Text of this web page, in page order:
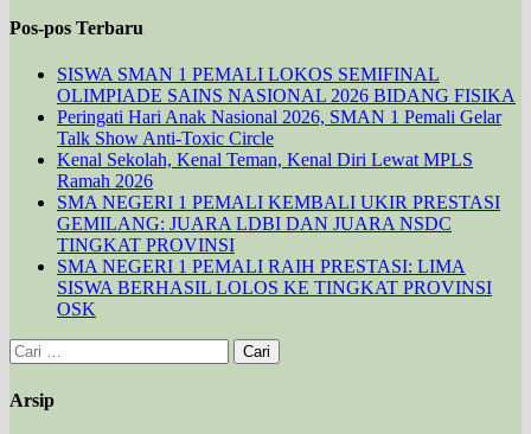
Pos-pos Terbaru
SISWA SMAN 1 PEMALI LOKOS SEMIFINAL
OLIMPIADE SAINS NASIONAL 2026 BIDANG FISIKA
Peringati Hari Anak Nasional 2026, SMAN 1 Pemali Gelar
Talk Show Anti-Toxic Circle
Kenal Sekolah, Kenal Teman, Kenal Diri Lewat MPLS
Ramah 2026
SMA NEGERI 1 PEMALI KEMBALI UKIR PRESTASI
GEMILANG: JUARA LDBI DAN JUARA NSDC
TINGKAT PROVINSI
SMA NEGERI 1 PEMALI RAIH PRESTASI: LIMA
SISWA BERHASIL LOLOS KE TINGKAT PROVINSI
OSK
Cari
untuk:
Arsip